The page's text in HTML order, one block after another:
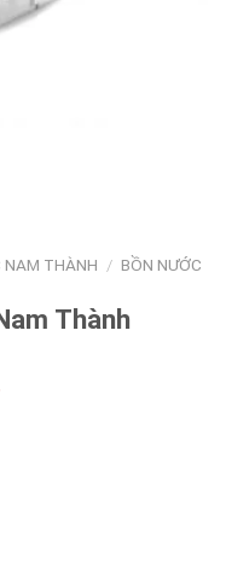
NAM THÀNH / BỒN NƯỚC
Thành